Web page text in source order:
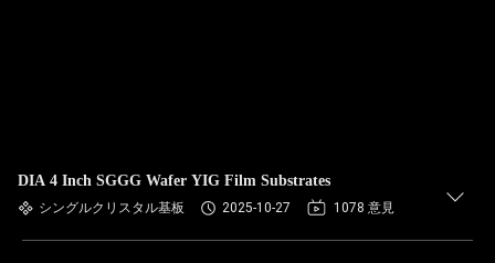
DIA 4 Inch SGGG Wafer YIG Film Substrates
シングルクリスタル基板 2025-10-27 1078 意見